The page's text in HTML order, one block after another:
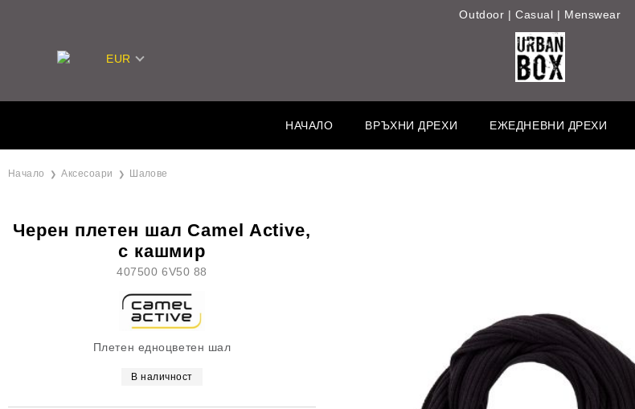
Outdoor | Casual | Menswear
EUR
НАЧАЛО ВРЪХНИ ДРЕХИ ЕЖЕДНЕВНИ ДРЕХИ
Начало Аксесоари Шалове
Черен плетен шал Camel Active,
с кашмир
407500 6V50 88
Плетен едноцветен шал
В наличност